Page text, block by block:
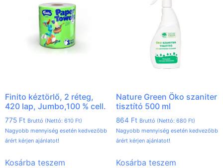
Finito kéztörlő, 2 réteg,
420 lap, Jumbo,100 % cell.
775 Ft Bruttó (Nettó: 610 Ft)
Nagyobb mennyiség esetén kedvezőbb
árért kérjen ajánlatot!
Kosárba teszem
Nature Green Öko szaniter
tisztító 500 ml
864 Ft Bruttó (Nettó: 680 Ft)
Nagyobb mennyiség esetén kedvezőbb
árért kérjen ajánlatot!
Kosárba teszem